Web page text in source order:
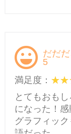
だだ
5
満足度：
とてもおも
になった！
グラフィッ